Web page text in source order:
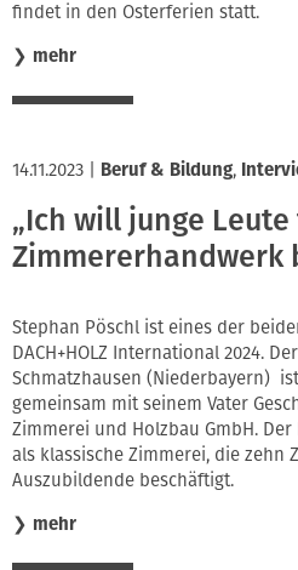
findet in den Osterferien statt.
❯ mehr
14.11.2023 Beruf & Bildung,
„Ich will junge
Zimmererhandwerk
Stephan Pöschl ist eines der
DACH+HOLZ International 2024.
Schmatzhausen (Niederbayern)
gemeinsam mit seinem Vater
Zimmerei und Holzbau GmbH.
als klassische Zimmerei, die zehn
Auszubildende beschäftigt.
❯ mehr